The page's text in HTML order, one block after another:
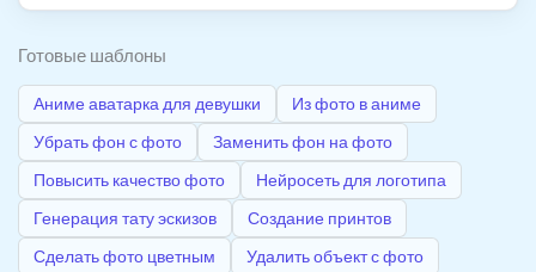
Готовые шаблоны
Аниме аватарка для девушки
Из фото в аниме
Убрать фон с фото
Заменить фон на фото
Повысить качество фото
Нейросеть для логотипа
Генерация тату эскизов
Создание принтов
Сделать фото цветным
Удалить объект с фото